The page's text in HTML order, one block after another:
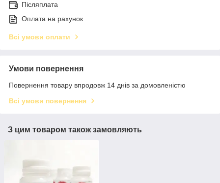
Післяплата
Оплата на рахунок
Всі умови оплати
Умови повернення
Повернення товару впродовж 14 днів за домовленістю
Всі умови повернення
З цим товаром також замовляють